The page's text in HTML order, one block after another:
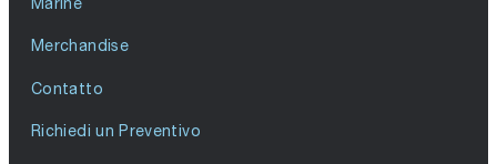
Merchandise
Contatto
Richiedi un Preventivo